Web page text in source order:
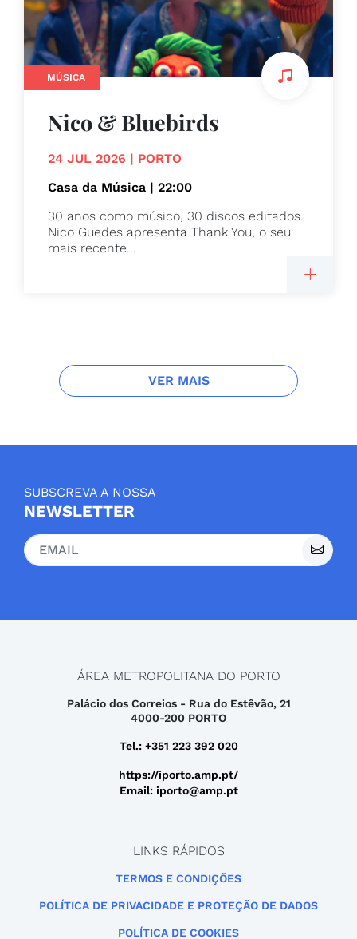
MÚSICA
Nico & Bluebirds
24 JUL 2026 | PORTO
Casa da Música | 22:00
30 anos como músico, 30 discos editados.
Nico Guedes apresenta Thank You, o seu
mais recente...
VER MAIS
SUBSCREVA A NOSSA
NEWSLETTER
ÁREA METROPOLITANA DO PORTO
Palácio dos Correios - Rua do Estêvão, 21
4000-200 PORTO
Tel.: +351 223 392 020
https://iporto.amp.pt/
Email: iporto@amp.pt
LINKS RÁPIDOS
TERMOS E CONDIÇÕES
POLÍTICA DE PRIVACIDADE E PROTEÇÃO DE DADOS
POLÍTICA DE COOKIES